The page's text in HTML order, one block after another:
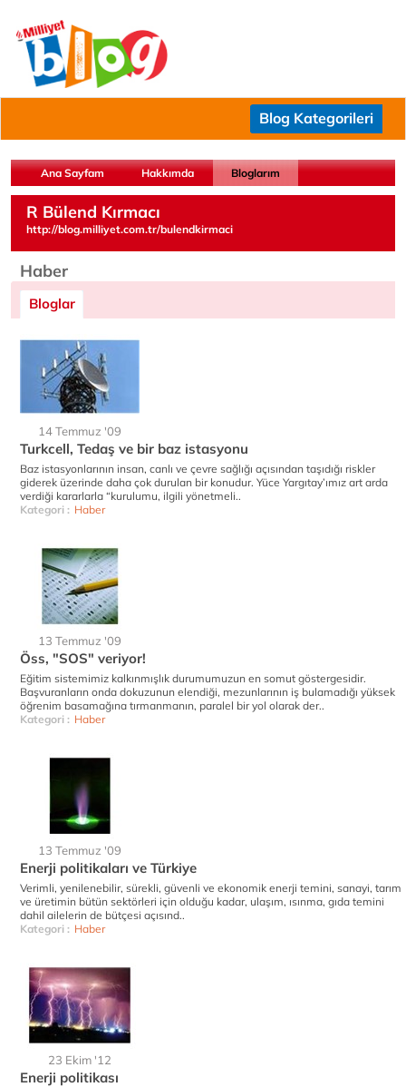
Blog Kategorileri
Ana Sayfam Hakkımda Bloglarım
R Bülend Kırmacı
http://blog.milliyet.com.tr/bulendkirmaci
Haber
Bloglar
14 Temmuz '09
Turkcell, Tedaş ve bir baz istasyonu
Baz istasyonlarının insan, canlı ve çevre sağlığı açısından taşıdığı riskler
giderek üzerinde daha çok durulan bir konudur. Yüce Yargıtay’ımız art arda
verdiği kararlarla “kurulumu, ilgili yönetmeli..
Kategori : Haber
13 Temmuz '09
Öss, "SOS" veriyor!
Eğitim sistemimiz kalkınmışlık durumumuzun en somut göstergesidir.
Başvuranların onda dokuzunun elendiği, mezunlarının iş bulamadığı yüksek
öğrenim basamağına tırmanmanın, paralel bir yol olarak der..
Kategori : Haber
13 Temmuz '09
Enerji politikaları ve Türkiye
Verimli, yenilenebilir, sürekli, güvenli ve ekonomik enerji temini, sanayi, tarım
ve üretimin bütün sektörleri için olduğu kadar, ulaşım, ısınma, gıda temini
dahil ailelerin de bütçesi açısınd..
Kategori : Haber
23 Ekim '12
Enerji politikası